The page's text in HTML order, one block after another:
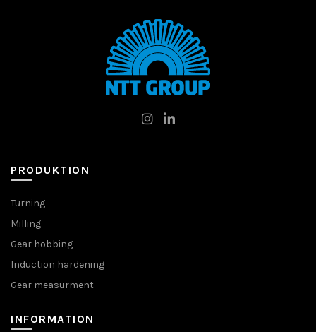
PRODUKTION
Turning
Milling
Gear hobbing
Induction hardening
Gear measurment
INFORMATION